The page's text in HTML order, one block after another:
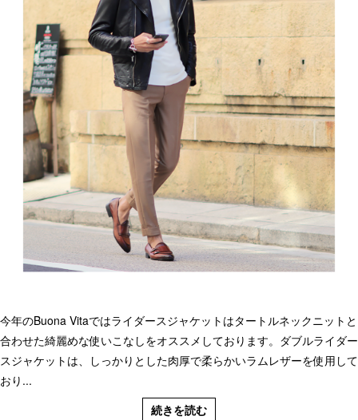
今年のBuona Vitaではライダースジャケットはタートルネックニットと
合わせた綺麗めな使いこなしをオススメしております。ダブルライダー
スジャケットは、しっかりとした肉厚で柔らかいラムレザーを使用して
おり...
続きを読む